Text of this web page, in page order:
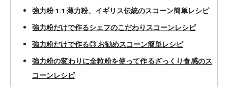
強力粉 1:1 薄力粉、イギリス伝統のスコーン簡単レシピ
強力粉だけで作るシェフのこだわりスコーンレシピ
強力粉だけで作る◎ お勧めスコーン簡単レシピ
強力粉の変わりに全粒粉を使って作るざっくり食感のス
コーンレシピ